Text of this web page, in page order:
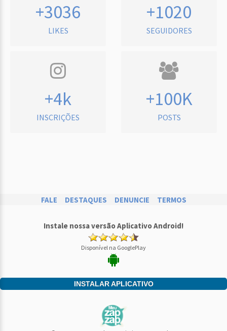
+3036
LIKES
+1020
SEGUIDORES
+4k
INSCRIÇÕES
+100K
POSTS
FALE DESTAQUES DENUNCIE TERMOS
Instale nossa versão Aplicativo Android!
Disponível na GooglePlay
INSTALAR APLICATIVO